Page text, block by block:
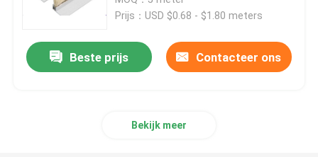
Prijs：USD $0.68 - $1.80 meters
Beste prijs Contacteer ons
Bekijk meer